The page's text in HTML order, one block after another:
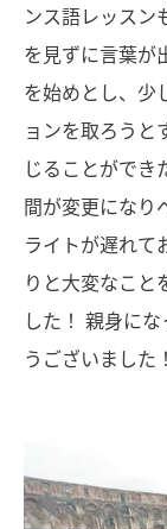
ンス語レッスン
を見ずに言葉が
を始めとし、少
ョンを取ろうと
じることができ
間が変更になり
ライトが遅れて
りと大変なこと
した！ 親身に
うございました！